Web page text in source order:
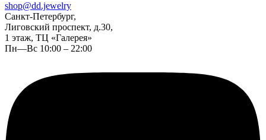
shop@dd.jewelry
Санкт-Петербург,
Лиговский проспект, д.30,
1 этаж, ТЦ «Галерея»
Пн—Вс 10:00 – 22:00